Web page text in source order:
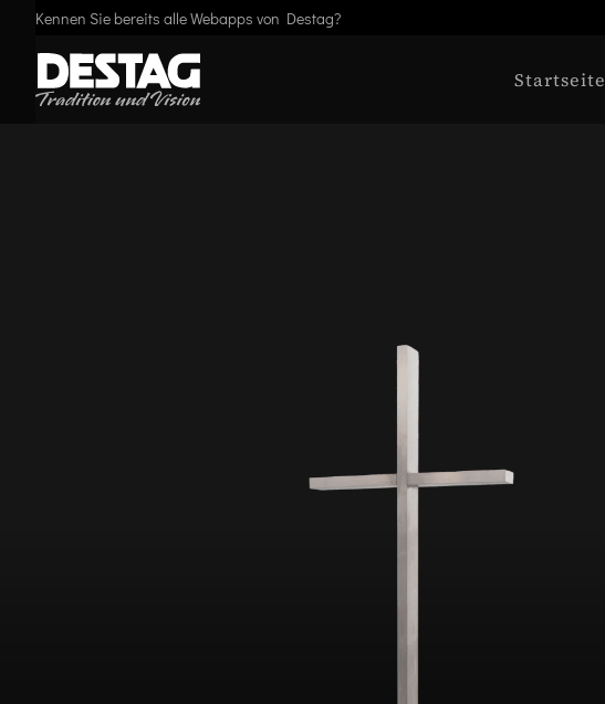
Kennen Sie bereits alle Webapps von Destag?
Startseite